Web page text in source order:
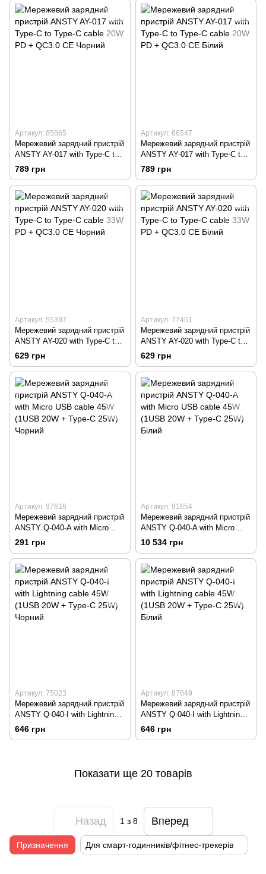
Артикул: 85865
Мережевий зарядний пристрій
ANSTY AY-017 with Type-C to
Type-C cable 20W PD + QC3.0
CE Чорний
789 грн
Артикул: 66547
Мережевий зарядний пристрій
ANSTY AY-017 with Type-C to
Type-C cable 20W PD + QC3.0
CE Білий
789 грн
Артикул: 55397
Мережевий зарядний пристрій
ANSTY AY-020 with Type-C to
Type-C cable 33W PD + QC3.0
CE Чорний
629 грн
Артикул: 77451
Мережевий зарядний пристрій
ANSTY AY-020 with Type-C to
Type-C cable 33W PD + QC3.0
CE Білий
629 грн
Артикул: 97616
Мережевий зарядний пристрій
ANSTY Q-040-A with Micro
USB cable 45W (1USB 20W +
Type-C 25W) Чорний
291 грн
Артикул: 91654
Мережевий зарядний пристрій
ANSTY Q-040-A with Micro
USB cable 45W (1USB 20W +
Type-C 25W) Білий
10 534 грн
Артикул: 75023
Мережевий зарядний пристрій
ANSTY Q-040-I with Lightning
cable 45W (1USB 20W + Type-
C 25W) Чорний
646 грн
Артикул: 87849
Мережевий зарядний пристрій
ANSTY Q-040-I with Lightning
cable 45W (1USB 20W + Type-
C 25W) Білий
646 грн
Показати ще 20 товарів
Назад 1з 8 Вперед
Призначення Для смарт-годинників/фітнес-трекерів